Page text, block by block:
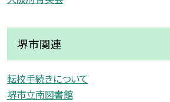
堺市関連
転校手続きについて
堺市立南図書館